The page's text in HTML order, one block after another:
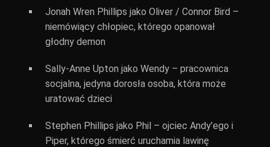
Jonah Wren Phillips jako Oliver / Connor Bird –
niemówiący chłopiec, którego opanował
głodny demon
Sally-Anne Upton jako Wendy – pracownica
socjalna, jedyna dorosła osoba, która może
uratować dzieci
Stephen Phillips jako Phil – ojciec Andy’ego i
Piper, którego śmierć uruchamia lawinę